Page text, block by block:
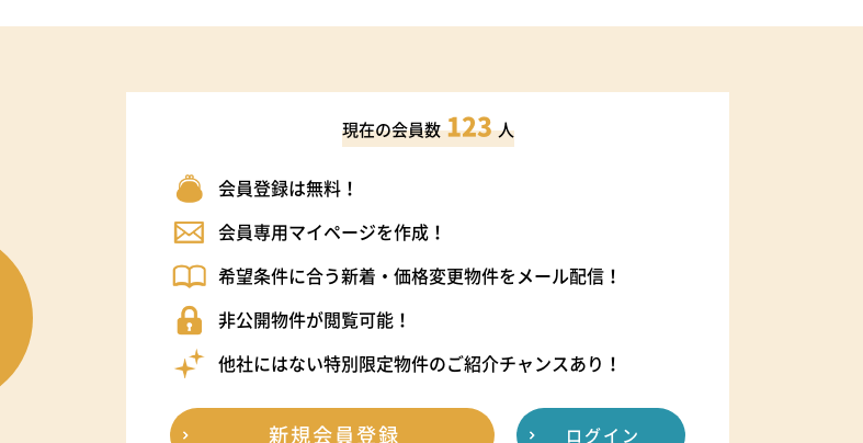
現在の会員数 123 人
会員登録は無料！
会員専用マイページを作成！
希望条件に合う新着・価格変更物件をメール配信！
非公開物件が閲覧可能！
他社にはない特別限定物件のご紹介チャンスあり！
新規会員登録 ログイン